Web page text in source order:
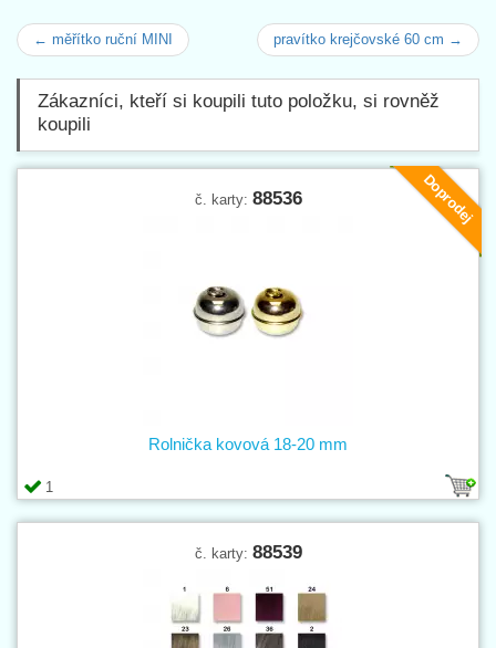
← měřítko ruční MINI pravítko krejčovské 60 cm →
Zákazníci, kteří si koupili tuto položku, si rovněž
koupili
Doprodej
č. karty: 88536
1
Rolnička kovová 18-20 mm
č. karty: 88539